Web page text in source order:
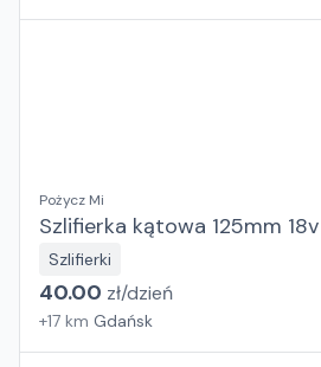
Pożycz Mi
Szlifierka kątowa 125mm 18v
Szlifierki
40.00 zł/dzień
+17 km Gdańsk